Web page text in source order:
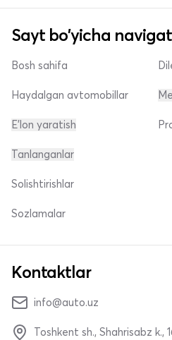
Sayt bo'yicha
Bosh sahifa
Haydalgan avtomobillar
E'lon yaratish
Tanlanganlar
Solishtirishlar
Sozlamalar
Kontaktlar
info@auto.uz
Toshkent sh., Shahrisabz k.,